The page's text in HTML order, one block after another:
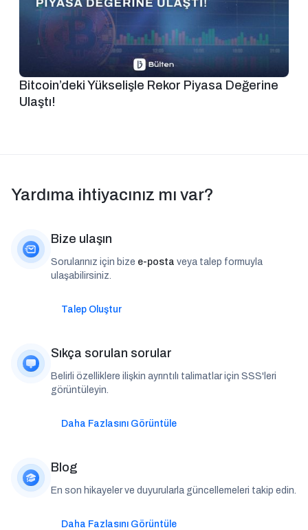
Bitcoin’deki Yükselişle Rekor Piyasa Değerine
Ulaştı!
Yardıma ihtiyacınız mı var?
Bize ulaşın
Sorularınız için bize e-posta veya talep formuyla
ulaşabilirsiniz.
Talep Oluştur
Sıkça sorulan sorular
Belirli özelliklere ilişkin ayrıntılı talimatlar için SSS'leri
görüntüleyin.
Daha Fazlasını Görüntüle
Blog
En son hikayeler ve duyurularla güncellemeleri takip edin.
Daha Fazlasını Görüntüle